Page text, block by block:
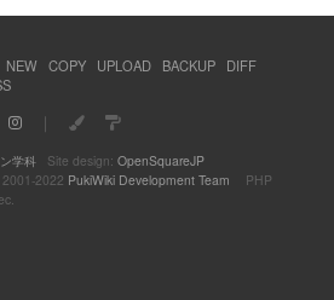
NEW COPY UPLOAD BACKUP
DIFF
｜
学科Site design: OpenSquareJP
2022 PukiWiki Development Team PHP